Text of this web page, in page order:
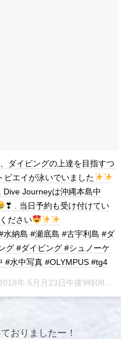
ダイビングの上達を目指すつ
ビエイが泳いでいました
. Dive Journeyは沖縄本島中
❣ . 当日予約も受け付けてい
ださい
納島 #瀬底島 #古宇利島 #ダ
グ #ダイビング #シュノーケ
#水中写真 #OLYMPUS #tg4
年 5月月23日午後9時08分PDT
おりましたー！